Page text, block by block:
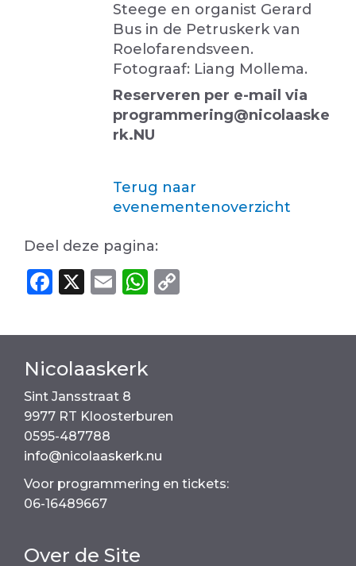
Steege en organist Gerard
Bus in de Petruskerk van
Roelofarendsveen.
Fotograaf: Liang Mollema.
Reserveren per e-mail via
programmering@nicolaaske
rk.NU
Terug naar
evenementenoverzicht
Deel deze pagina:
F
c
e
b
o
o
k
X
E
ai
l
W
a
A
p
p
Nicolaaskerk
Sint Jansstraat 8
9977 RT Kloosterburen
0595-487788
info@nicolaaskerk.nu
Voor programmering en tickets:
06-16489667
Over de Site